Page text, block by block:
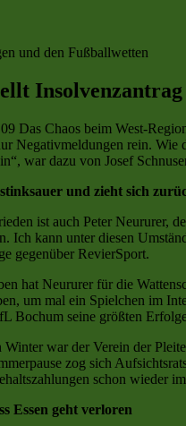
und den Fußballwetten
Das Chaos beim West-
Negativmeldungen rein.
war dazu von Josef
und zieht sich
ist auch Peter Neururer,
Ich kann unter diesen
gegenüber RevierSport.
hat Neururer für die
um mal ein Spielchen im
Bochum seine größten
Winter war der Verein der
zog sich
schon wieder
Essen geht verloren